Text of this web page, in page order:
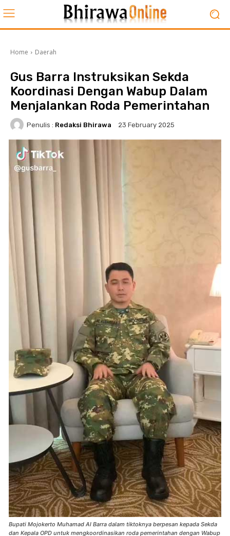
Home Daerah
Gus Barra Instruksikan Sekda
Koordinasi Dengan Wabup Dalam
Menjalankan Roda Pemerintahan
Penulis : Redaksi Bhirawa 23 February 2025
Bupati Mojokerto Muhamad Al Barra dalam tiktoknya berpesan kepada Sekda
dan Kepala OPD untuk mengkoordinasikan roda pemerintahan dengan Wabup